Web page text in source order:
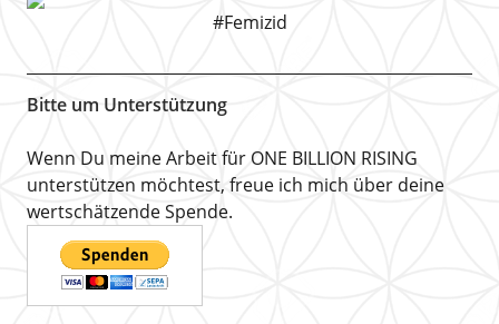
#Femizid
Bitte um Unterstützung
Wenn Du meine Arbeit für ONE BILLION RISING
unterstützen möchtest, freue ich mich über deine
wertschätzende Spende.